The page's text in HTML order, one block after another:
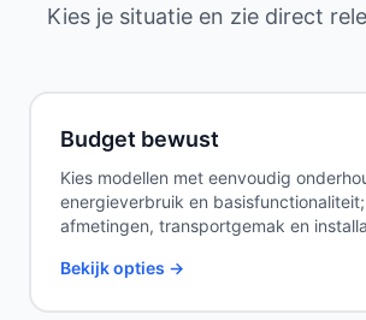
Kies je situatie en zie direct
Budget bewust
Kies modellen met eenvoudig
energieverbruik en
afmetingen, transportgemak en
Bekijk opties →